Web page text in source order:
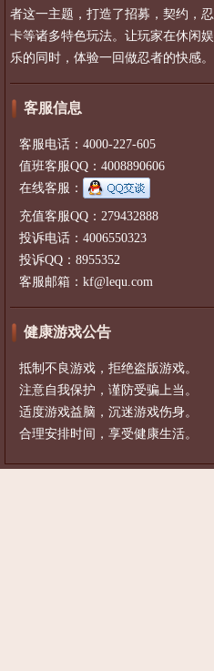
者这一主题，打造了招募，契约，忍
卡等诸多特色玩法。让玩家在休闲娱
乐的同时，体验一回做忍者的快感。
客服信息
客服电话：4000-227-605
值班客服QQ：4008890606
在线客服：
充值客服QQ：279432888
投诉电话：4006550323
投诉QQ：8955352
客服邮箱：kf@lequ.com
健康游戏公告
抵制不良游戏，拒绝盗版游戏。
注意自我保护，谨防受骗上当。
适度游戏益脑，沉迷游戏伤身。
合理安排时间，享受健康生活。